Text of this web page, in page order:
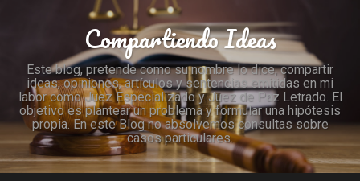
Compartiendo Ideas
Este blog, pretende como su nombre lo dice, compartir
ideas, opiniones, artículos y sentencias emitidas en mi
labor como Juez Especializado y Juez de Paz Letrado. El
objetivo es plantear un problema y formular una hipótesis
propia. En este Blog no absolvemos consultas sobre
casos particulares.